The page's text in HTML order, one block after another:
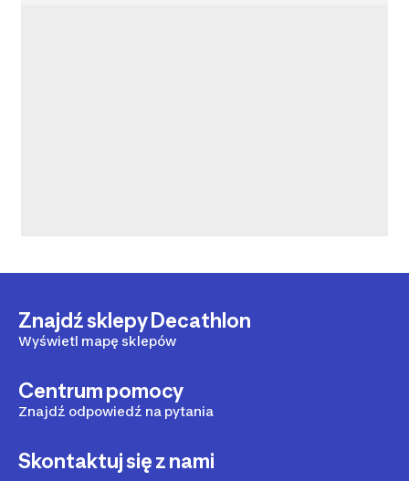
Znajdź sklepy Decathlon
Wyświetl mapę sklepów
Centrum pomocy
Znajdź odpowiedź na pytania
Skontaktuj się z nami